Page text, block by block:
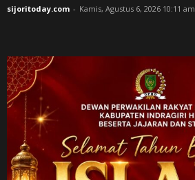
sijoritoday.com - Kamis, Agustus 6, 2026 10:11 am